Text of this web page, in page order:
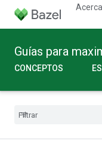
Guías para
CONCEPTOS